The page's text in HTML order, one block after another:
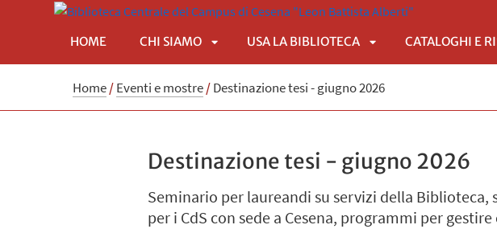
HOME CHI SIAMO
APRI
USA LA BIBLIOTECA
APRI
CATALOGHI E
Home/Eventi e mostre/Destinazione tesi - giugno 2026
Destinazione tesi - giugno 2026
Seminario per laureandi su servizi della
per i CdS con sede a Cesena, programmi per